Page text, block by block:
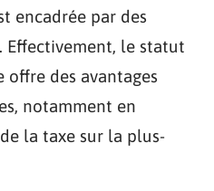
encadrée par des
Effectivement, le statut
offre des avantages
notamment en
la taxe sur la plus-